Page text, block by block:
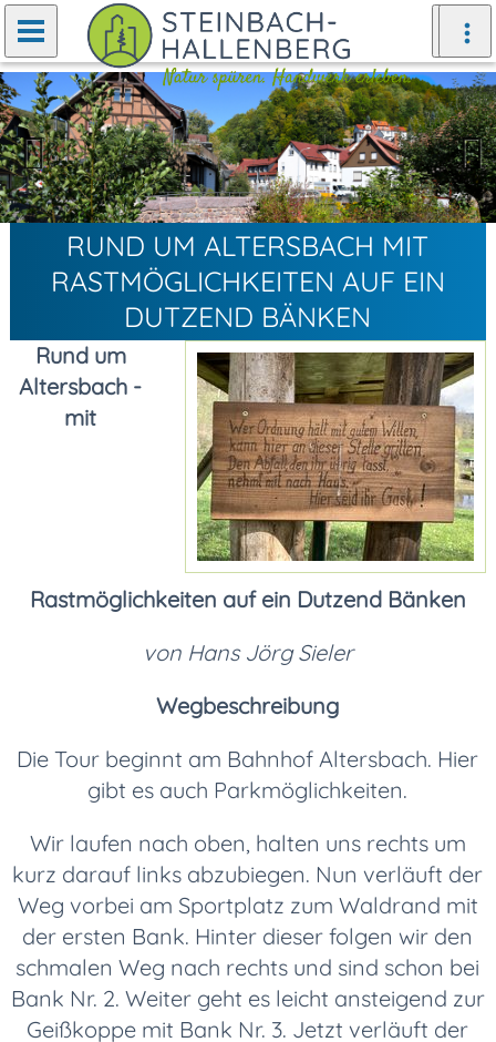
Zurück Weiter
RUND UM ALTERSBACH MIT
RASTMÖGLICHKEITEN AUF EIN
DUTZEND BÄNKEN
Rund um
Altersbach -
mit
Rastmöglichkeiten auf ein Dutzend Bänken
von Hans Jörg Sieler
Wegbeschreibung
Die Tour beginnt am Bahnhof Altersbach. Hier
gibt es auch Parkmöglichkeiten.
Wir laufen nach oben, halten uns rechts um
kurz darauf links abzubiegen. Nun verläuft der
Weg vorbei am Sportplatz zum Waldrand mit
der ersten Bank. Hinter dieser folgen wir den
schmalen Weg nach rechts und sind schon bei
Bank Nr. 2. Weiter geht es leicht ansteigend zur
Geißkoppe mit Bank Nr. 3. Jetzt verläuft der